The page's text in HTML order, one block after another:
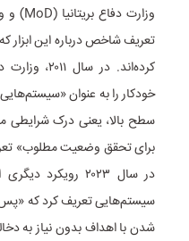
تعریف شاخص درباره این ابزار
کرده‌اند. در
خودکار را به عنوان
سطح بالا، یعنی درک شرایطی
برای تحقق وضعیت مطلوب»
در سال ۲۰۲۳
سیستم‌هایی تعریف کرد که «پس
شدن با اهداف بدون نیاز به